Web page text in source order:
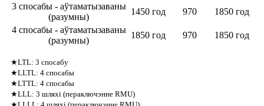
3 спосабы - аўтаматызаваны
(разумны)
1450 год 970
1850 год
4 спосабы - аўтаматызаваны
(разумны)
1850 год 970 1850 год
★LTL: 3 спосабу
★LLTL: 4 спосабы
★LTTL: 4 спосабы
★LLL: 3 шляхі (пераключэнне RMU)